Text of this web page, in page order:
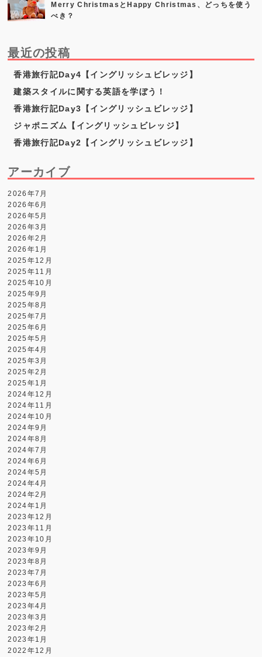
Merry ChristmasとHappy Christmas、どっちを使う
べき？
最近の投稿
香港旅行記Day4【イングリッシュビレッジ】
建築スタイルに関する英語を学ぼう！
香港旅行記Day3【イングリッシュビレッジ】
ジャポニズム【イングリッシュビレッジ】
香港旅行記Day2【イングリッシュビレッジ】
アーカイブ
2026年7月
2026年6月
2026年5月
2026年3月
2026年2月
2026年1月
2025年12月
2025年11月
2025年10月
2025年9月
2025年8月
2025年7月
2025年6月
2025年5月
2025年4月
2025年3月
2025年2月
2025年1月
2024年12月
2024年11月
2024年10月
2024年9月
2024年8月
2024年7月
2024年6月
2024年5月
2024年4月
2024年2月
2024年1月
2023年12月
2023年11月
2023年10月
2023年9月
2023年8月
2023年7月
2023年6月
2023年5月
2023年4月
2023年3月
2023年2月
2023年1月
2022年12月